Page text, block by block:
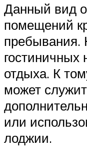
Данный вид
помещений
пребывания.
гостиничных
отдыха. К
может
или
лоджии.